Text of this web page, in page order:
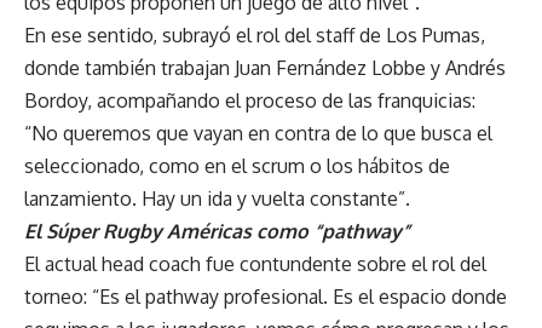
En ese sentido, subrayó el rol del staff de Los Pumas,
donde también trabajan Juan Fernández Lobbe y Andrés
Bordoy, acompañando el proceso de las franquicias:
“No queremos que vayan en contra de lo que busca el
seleccionado, como en el scrum o los hábitos de
lanzamiento. Hay un ida y vuelta constante”.
El Súper Rugby Américas como “pathway”
El actual head coach fue contundente sobre el rol del
torneo: “Es el pathway profesional. Es el espacio donde